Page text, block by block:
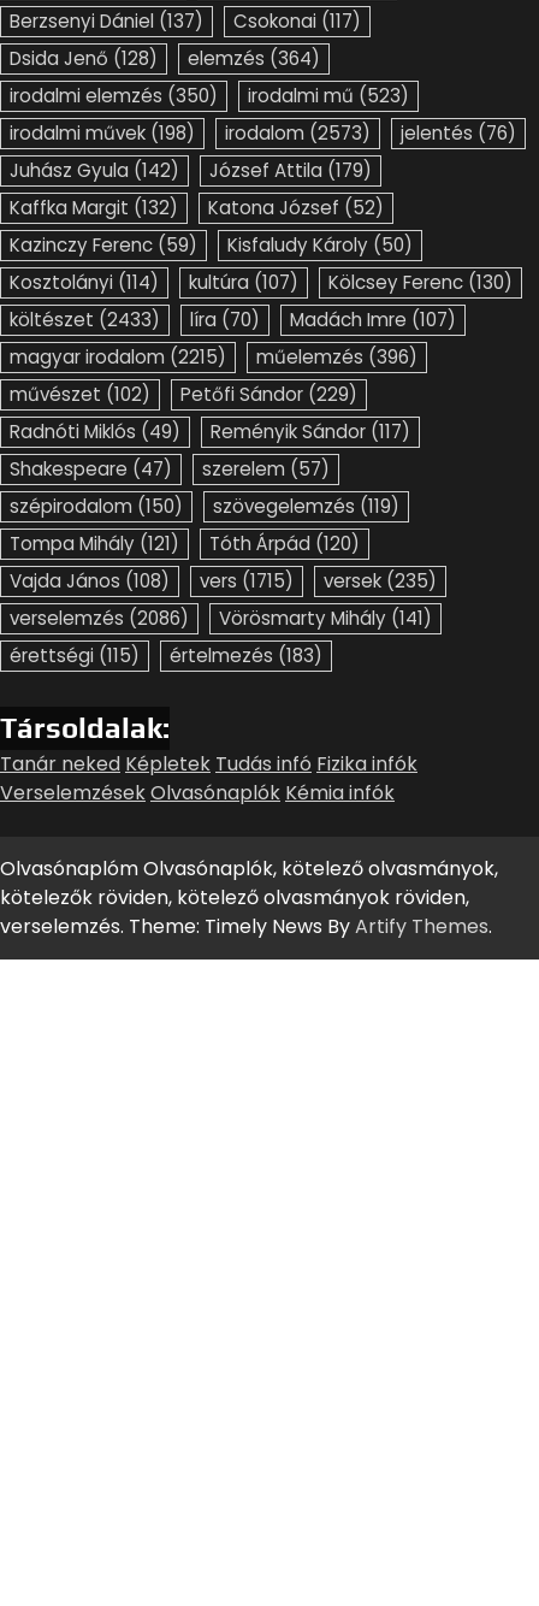
Berzsenyi Dániel (137) Csokonai (117)
Dsida Jenő (128) elemzés (364)
irodalmi elemzés (350) irodalmi mű (523)
irodalmi művek (198) irodalom (2573) jelentés (76)
Juhász Gyula (142) József Attila (179)
Kaffka Margit (132) Katona József (52)
Kazinczy Ferenc (59) Kisfaludy Károly (50)
Kosztolányi (114) kultúra (107) Kölcsey Ferenc (130)
költészet (2433) líra (70) Madách Imre (107)
magyar irodalom (2215) műelemzés (396)
művészet (102) Petőfi Sándor (229)
Radnóti Miklós (49) Reményik Sándor (117)
Shakespeare (47) szerelem (57)
szépirodalom (150) szövegelemzés (119)
Tompa Mihály (121) Tóth Árpád (120)
Vajda János (108) vers (1715) versek (235)
verselemzés (2086) Vörösmarty Mihály (141)
érettségi (115) értelmezés (183)
Társoldalak:
Tanár neked Képletek Tudás infó Fizika infók
VerselemzésekOlvasónaplók Kémia infók
Olvasónaplóm Olvasónaplók, kötelező olvasmányok,
kötelezők röviden, kötelező olvasmányok röviden,
verselemzés. Theme: Timely News ByArtify Themes.